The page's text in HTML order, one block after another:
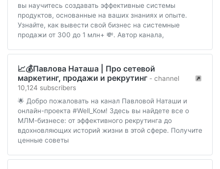
вы научитесь создавать эффективные системы
продуктов, основанные на ваших знаниях и опыте.
Узнайте, как вывести свой бизнес на системные
продажи от 300 до 1 млн+ 💸. Автор канала,
📈💰Павлова Наташа | Про сетевой
маркетинг, продажи и рекрутинг - channel
10,124 subscribers
🌟 Добро пожаловать на канал Павловой Наташи и
онлайн-проекта #Well_Ком! Здесь вы найдете все о
МЛМ-бизнесе: от эффективного рекрутинга до
вдохновляющих историй жизни в этой сфере. Получите
ценные советы